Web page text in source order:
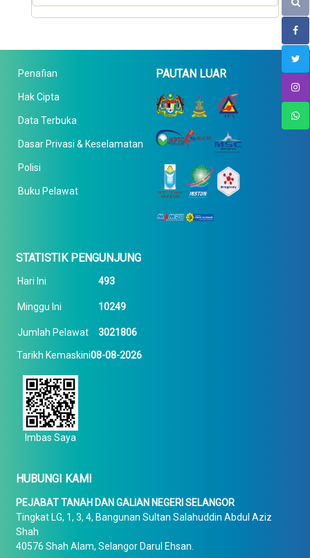
Penafian
Hak Cipta
Data Terbuka
Dasar Privasi & Keselamatan
Polisi
Buku Pelawat
PAUTAN LUAR
STATISTIK PENGUNJUNG
Hari Ini 493
Minggu Ini 10249
Jumlah Pelawat 3021806
Tarikh Kemaskini08-08-2026
Imbas Saya
HUBUNGI KAMI
PEJABAT TANAH DAN GALIAN NEGERI SELANGOR
Tingkat LG, 1, 3, 4, Bangunan Sultan Salahuddin Abdul Aziz
Shah
40576 Shah Alam, Selangor Darul Ehsan.